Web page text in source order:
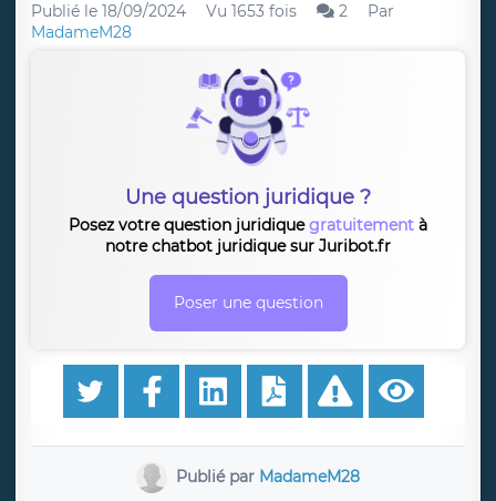
Publié le 18/09/2024 Vu 1653 fois 2
Par
MadameM28
Une question juridique ?
Posez votre question juridiquegratuitement à
notre chatbot juridique sur Juribot.fr
Poser une question
Publié par MadameM28